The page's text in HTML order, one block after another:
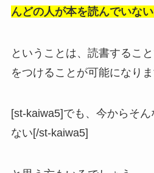
んどの人が本を読んでいな
ということは、読書するこ
をつけることが可能になりま
[st-kaiwa5]でも、今からそ
ない[/st-kaiwa5]